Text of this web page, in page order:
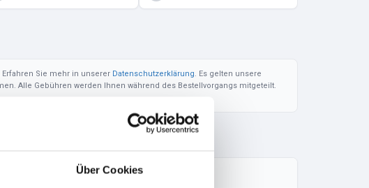
Über Cookies
Sie mehr in unserer Datenschutzerklärung. Es gelten unsere
Alle Gebühren werden Ihnen während des Bestellvorgangs mitgeteilt.